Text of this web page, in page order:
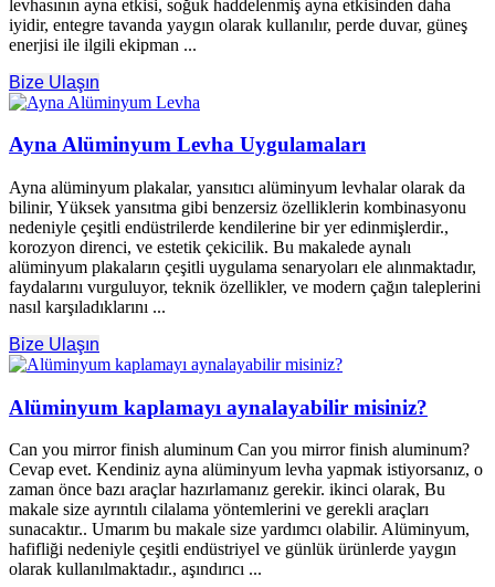
levhasının ayna etkisi, soğuk haddelenmiş ayna etkisinden daha
iyidir, entegre tavanda yaygın olarak kullanılır, perde duvar, güneş
enerjisi ile ilgili ekipman ...
Bize Ulaşın
Ayna Alüminyum Levha Uygulamaları
Ayna alüminyum plakalar, yansıtıcı alüminyum levhalar olarak da
bilinir, Yüksek yansıtma gibi benzersiz özelliklerin kombinasyonu
nedeniyle çeşitli endüstrilerde kendilerine bir yer edinmişlerdir.,
korozyon direnci, ve estetik çekicilik. Bu makalede aynalı
alüminyum plakaların çeşitli uygulama senaryoları ele alınmaktadır,
faydalarını vurguluyor, teknik özellikler, ve modern çağın taleplerini
nasıl karşıladıklarını ...
Bize Ulaşın
Alüminyum kaplamayı aynalayabilir misiniz?
Can you mirror finish aluminum Can you mirror finish aluminum?
Cevap evet. Kendiniz ayna alüminyum levha yapmak istiyorsanız, o
zaman önce bazı araçlar hazırlamanız gerekir. ikinci olarak, Bu
makale size ayrıntılı cilalama yöntemlerini ve gerekli araçları
sunacaktır.. Umarım bu makale size yardımcı olabilir. Alüminyum,
hafifliği nedeniyle çeşitli endüstriyel ve günlük ürünlerde yaygın
olarak kullanılmaktadır., aşındırıcı ...